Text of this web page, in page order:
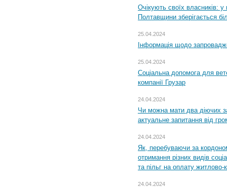
Очікують своїх власників: у
Полтавщини зберігається
25.04.2024
Інформація щодо
25.04.2024
Соціальна допомога для
компанії Грузар
24.04.2024
Чи можна мати два діючих
актуальне запитання від
24.04.2024
Як, перебуваючи за
отримання різних видів
та пільг на оплату
24.04.2024